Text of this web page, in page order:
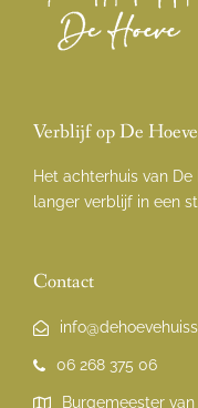
Verblijf op De Hoeve
Het achterhuis van
langer verblijf in een
Contact
06 268 375 06
Burgemeester